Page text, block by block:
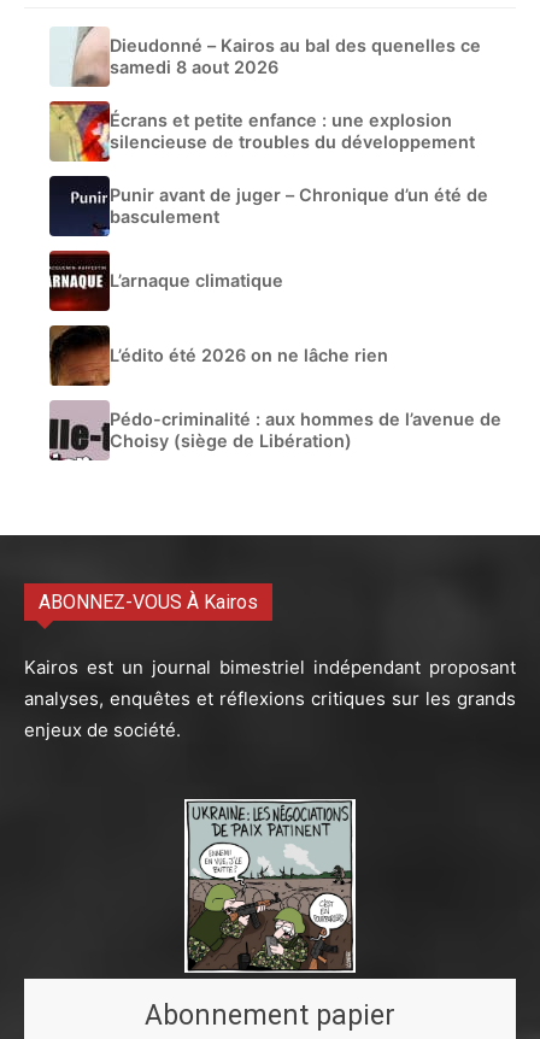
Dieudonné – Kairos au bal des quenelles ce
samedi 8 aout 2026
Écrans et petite enfance : une explosion
silencieuse de troubles du développement
Punir avant de juger – Chronique d’un été de
basculement
L’arnaque climatique
L’édito été 2026 on ne lâche rien
Pédo-criminalité : aux hommes de l’avenue de
Choisy (siège de Libération)
ABONNEZ-VOUS À Kairos
Kairos est un journal bimestriel indépendant proposant
analyses, enquêtes et réflexions critiques sur les grands
enjeux de société.
Abonnement papier